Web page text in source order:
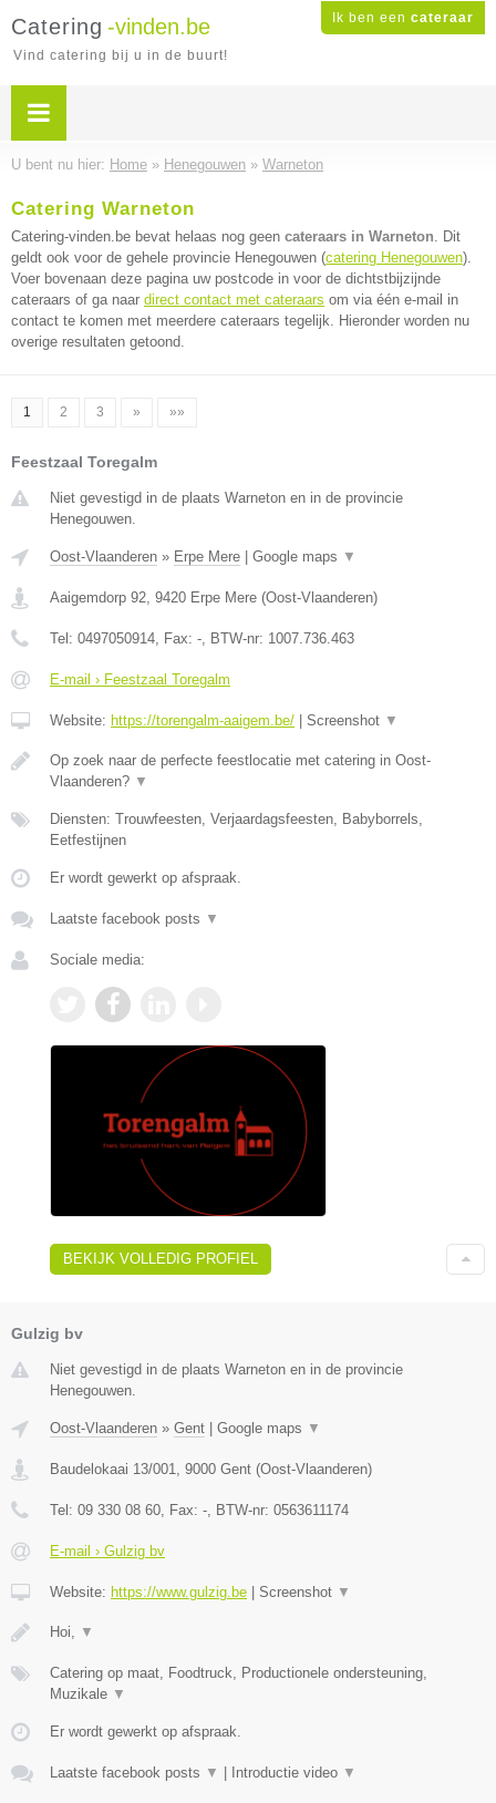
Ik ben een cateraar
Catering -vinden.be
Vind catering bij u in de buurt!
U bent nu hier: Home » Henegouwen » Warneton
Catering Warneton
Catering-vinden.be bevat helaas nog geen cateraars in Warneton. Dit
geldt ook voor de gehele provincie Henegouwen (catering Henegouwen).
Voer bovenaan deze pagina uw postcode in voor de dichtstbijzijnde
cateraars of ga naar direct contact met cateraars om via één e-mail in
contact te komen met meerdere cateraars tegelijk. Hieronder worden nu
overige resultaten getoond.
1 2 3 » »»
Feestzaal Toregalm
Niet gevestigd in de plaats Warneton en in de provincie
Henegouwen.
Oost-Vlaanderen » Erpe Mere Google maps ▼
Aaigemdorp 92, 9420 Erpe Mere (Oost-Vlaanderen)
Tel: 0497050914, Fax: -, BTW-nr: 1007.736.463
E-mail › Feestzaal Toregalm
Website: https://torengalm-aaigem.be/ Screenshot ▼
Op zoek naar de perfecte feestlocatie met catering in Oost-
Vlaanderen? ▼
Diensten: Trouwfeesten, Verjaardagsfeesten, Babyborrels,
Eetfestijnen
Er wordt gewerkt op afspraak.
Laatste facebook posts ▼
Sociale media:
BEKIJK VOLLEDIG PROFIEL
Gulzig bv
Niet gevestigd in de plaats Warneton en in de provincie
Henegouwen.
Oost-Vlaanderen » Gent Google maps ▼
Baudelokaai 13/001 9000 Gent (Oost-Vlaanderen)
Tel: 09 330 08 60 , Fax: - , BTW-nr: 0563611174
E-mail › Gulzig bv
Website: https://www.gulzig.be Screenshot ▼
Hoi, ▼
Catering op maat, Foodtruck, Productionele ondersteuning,
Muzikale ▼
Er wordt gewerkt op afspraak.
Laatste facebook posts ▼ Introductie video ▼